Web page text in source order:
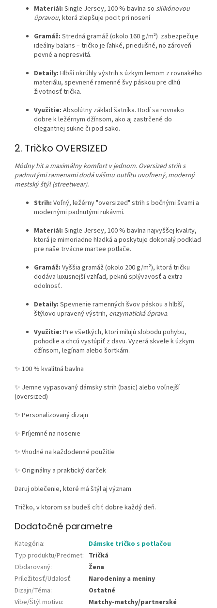
Materiál: Single Jersey, 100 % bavlna so silikónovou
úpravou, ktorá zlepšuje pocit pri nosení
Gramáž: Stredná gramáž (okolo 160 g/m²) zabezpečuje
ideálny balans – tričko je ľahké, priedušné, no zároveň
pevné a nepresvitá.
Detaily: Hlbší okrúhly výstrih s úzkym lemom z rovnakého
materiálu, spevnené ramenné švy páskou pre dlhú
životnosť trička.
Využitie: Absolútny základ šatníka. Hodí sa rovnako
dobre k ležérnym džínsom, ako aj zastrčené do
elegantnej sukne či pod sako.
2. Tričko OVERSIZED
Módny hit a maximálny komfort v jednom. Oversized strih s
padnutými ramenami dodá vášmu outfitu uvoľnený, moderný
mestský štýl (streetwear).
Strih: Voľný, ležérny "oversized" strih s bočnými švami a
modernými padnutými rukávmi.
Materiál: Single Jersey, 100 % bavlna najvyššej kvality,
ktorá je mimoriadne hladká a poskytuje dokonalý podklad
pre naše trvácne martee potlače.
Gramáž: Vyššia gramáž (okolo 200 g/m²), ktorá tričku
dodáva luxusnejší vzhľad, peknú splývavosť a extra
odolnosť.
Detaily: Spevnenie ramenných švov páskou a hlbší,
štýlovo upravený výstrih, enzymatická úprava.
Využitie: Pre všetkých, ktorí milujú slobodu pohybu,
pohodlie a chcú vystúpiť z davu. Vyzerá skvele k úzkym
džínsom, legínam alebo šortkám.
✨ 100 % kvalitná bavlna
✨ Jemne vypasovaný dámsky strih (basic) alebo voľnejší
(oversized)
✨ Personalizovaný dizajn
✨ Príjemné na nosenie
✨ Vhodné na každodenné použitie
✨ Originálny a praktický darček
Daruj oblečenie, ktoré má štýl aj význam
Tričko, v ktorom sa budeš cítiť dobre každý deň.
Dodatočné parametre
Kategória:
Dámske tričko s potlačou
Typ produktu/Predmet: Tričká
Obdarovaný:
Žena
Príležitosť/Udalosť:
Narodeniny a meniny
Dizajn/Téma:
Ostatné
Vibe/Štýl motívu:
Matchy-matchy/partnerské